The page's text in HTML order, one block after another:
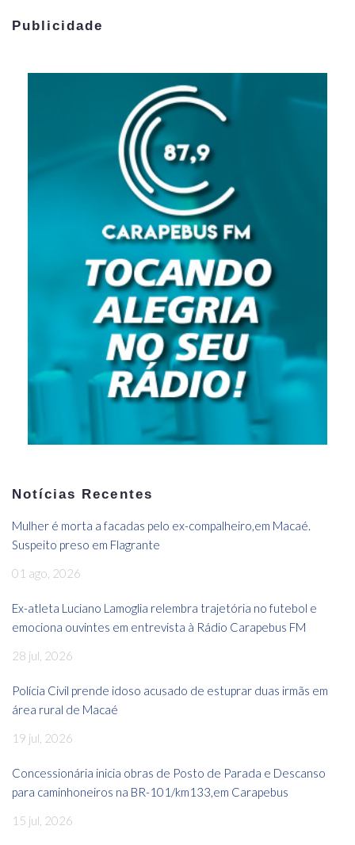
Publicidade
Notícias Recentes
Mulher é morta a facadas pelo ex-compalheiro,em Macaé.
Suspeito preso em Flagrante
01 ago, 2026
Ex-atleta Luciano Lamoglia relembra trajetória no futebol e
emociona ouvintes em entrevista à Rádio Carapebus FM
28 jul, 2026
Polícia Civil prende idoso acusado de estuprar duas irmãs em
área rural de Macaé
19 jul, 2026
Concessionária inicia obras de Posto de Parada e Descanso
para caminhoneiros na BR-101/km133,em Carapebus
15 jul, 2026